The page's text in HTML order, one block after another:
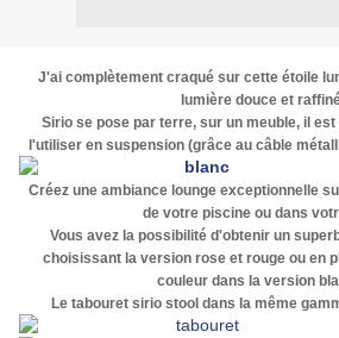
J'ai complètement craqué sur cette étoile
lumière douce et
Sirio se pose par terre, sur un meuble, il
l'utiliser ensuspension (grâce au câble
Créez une ambiance lounge exceptionnelle
de votre piscine ou dans
Vous avez la possibilité d'obtenir un
choisissant la version rose et rouge ou en
couleur dans la version
Le tabouret sirio stool dans la même